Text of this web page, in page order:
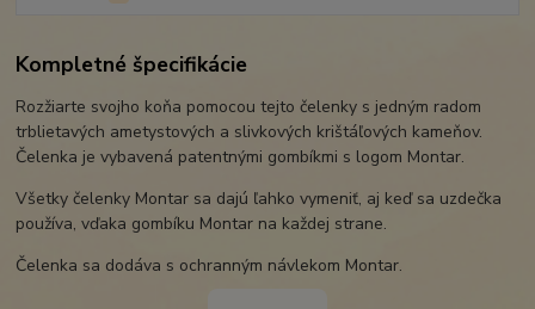
Kompletné špecifikácie
Rozžiarte svojho koňa pomocou tejto čelenky s jedným radom
trblietavých ametystových a slivkových krištáľových kameňov.
Čelenka je vybavená patentnými gombíkmi s logom Montar.
Všetky čelenky Montar sa dajú ľahko vymeniť, aj keď sa uzdečka
používa, vďaka gombíku Montar na každej strane.
Čelenka sa dodáva s ochranným návlekom Montar.